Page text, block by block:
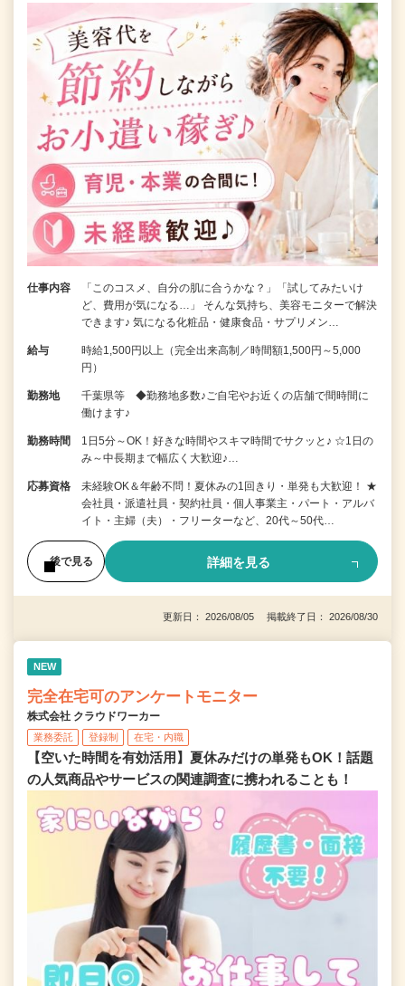
仕事内容
「このコスメ、自分の肌に合うかな？」「試してみたいけ
ど、費用が気になる…」 そんな気持ち、美容モニターで解決
できます♪ 気になる化粧品・健康食品・サプリメン…
給与
時給1,500円以上（完全出来高制／時間額1,500円～5,000
円）
勤務地
千葉県等 ◆勤務地多数♪ご自宅やお近くの店舗で間時間に
働けます♪
勤務時間
1日5分～OK！好きな時間やスキマ時間でサクッと♪ ☆1日の
み～中長期まで幅広く大歓迎♪…
応募資格
未経験OK＆年齢不問！夏休みの1回きり・単発も大歓迎！ ★
会社員・派遣社員・契約社員・個人事業主・パート・アルバ
イト・主婦（夫）・フリーターなど、20代～50代…
後で見る 詳細を見る
更新日： 2026/08/05 掲載終了日： 2026/08/30
NEW
完全在宅可のアンケートモニター
株式会社 クラウドワーカー
業務委託 登録制 在宅・内職
【空いた時間を有効活用】夏休みだけの単発もOK！話題
の人気商品やサービスの関連調査に携われることも！